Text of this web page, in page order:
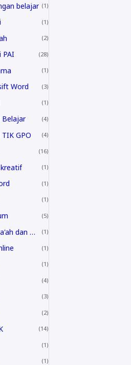
belajar 1
1
2
PAI 28
1
Word 3
1
Belajar 4
GPO 4
16
1
1
1
5
Muzara'ah dan Mukhabarah 1
1
1
4
3
2
14
1
1